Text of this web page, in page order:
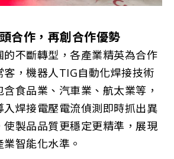
合作，再創合作優勢
的不斷轉型，各產業精英為合作
客，機器人TIG自動化焊接技術
食品業、汽車業、航太業等，
入焊接電壓電流偵測即時抓出異
使製品品質更穩定更精準，展現
智能化水準。